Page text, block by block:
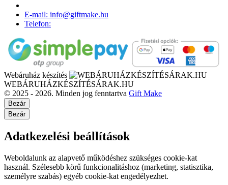
E-mail: info@giftmake.hu
Telefon:
Webáruház készítés
WEBÁRUHÁZKÉSZÍTÉSÁRAK.HU
© 2025 - 2026. Minden jog fenntartva Gift Make
Bezár
Bezár
Adatkezelési beállítások
Weboldalunk az alapvető működéshez szükséges cookie-kat
használ. Szélesebb körű funkcionalitáshoz (marketing, statisztika,
személyre szabás) egyéb cookie-kat engedélyezhet.